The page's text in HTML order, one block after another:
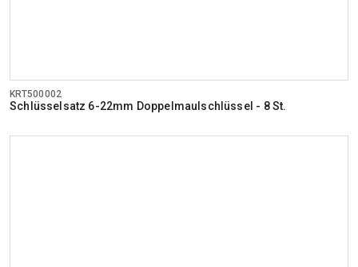
KRT500002
Schlüsselsatz 6-22mm Doppelmaulschlüssel - 8 St.